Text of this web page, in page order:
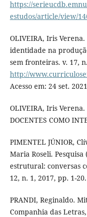
https://
estudos/article/view/
OLIVEIRA, Iris
identidade na
sem fronteiras. v. 17,
http://
Acesso em: 24 set.
OLIVEIRA, Iris Verena.
DOCENTES COMO
PIMENTEL JÚNIOR,
Maria Roseli.
estrutural: conversas
12, n. 1, 2017, pp. 1-20.
PRANDI, Reginaldo.
Companhia das